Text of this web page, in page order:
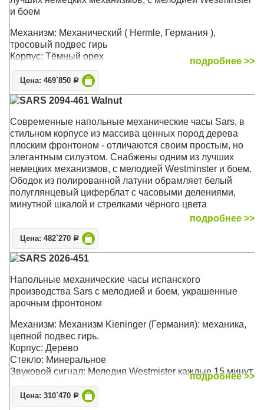
и боем
Механизм: Механический ( Hermle, Германия ),
тросовый подвес гирь
Корпус: Тёмный орех
Стекло: Минеральное
Звуковой сигнал: Westminster, Мелодия каждые 15
минут, Бой каждый час
Размер: 190 х 50 х 32 см
подробнее >>
Цена: 469`850 Р
SARS 2094-461 Walnut
Современные напольные механические часы Sars, в
стильном корпусе из массива ценных пород дерева
плоским фронтоном - отличаются своим простым, но
элегантным силуэтом. Снабжены одним из лучших
немецких механизмов, с мелодией Westminster и боем.
Ободок из полированной латуни обрамляет белый
полуглянцевый циферблат с часовыми делениями,
минутной шкалой и стрелками чёрного цвета
Механизм: Механический ( Hermle, Германия ),
тросовый подвес гирь
Корпус: Орех
Стекло: Минеральное
минут, Бой каждый час
Размер: 200 х 44 х 30 см
подробнее >>
Цена: 482`270 Р
SARS 2026-451
Напольные механические часы испанского
производства Sars с мелодией и боем, украшенные
арочным фронтоном
Механизм: Механизм Kieninger (Германия): механика,
цепной подвес гирь.
Корпус: Дерево
Стекло: Минеральное
Звуковой сигнал: Мелодия Westmister каждые 15 минут.
Размер: 198 х 45 х 26 см
подробнее >>
Цена: 310`470 Р